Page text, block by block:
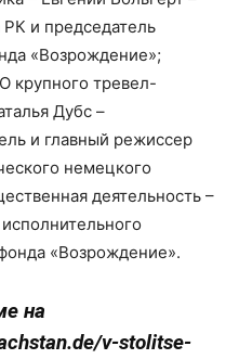
и председатель
«Возрождение»;
крупного тревел-
Дубс –
и главный режиссер
немецкого
деятельность –
«Возрождение».
на
v-stolitse-